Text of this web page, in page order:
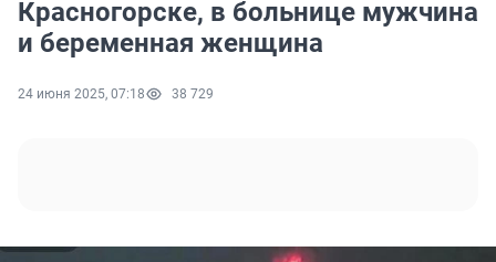
Красногорске, в больнице мужчина
и беременная женщина
24 июня 2025, 07:18 38 729